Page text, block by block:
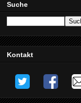
Suche
Kontakt